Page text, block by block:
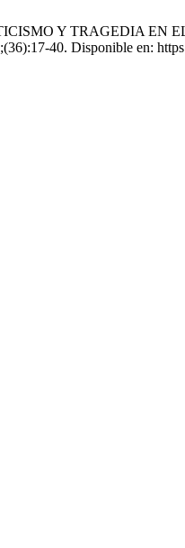
Y TRAGEDIA EN
40. Disponible en: